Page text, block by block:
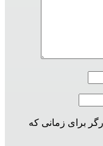
برای زمانی که